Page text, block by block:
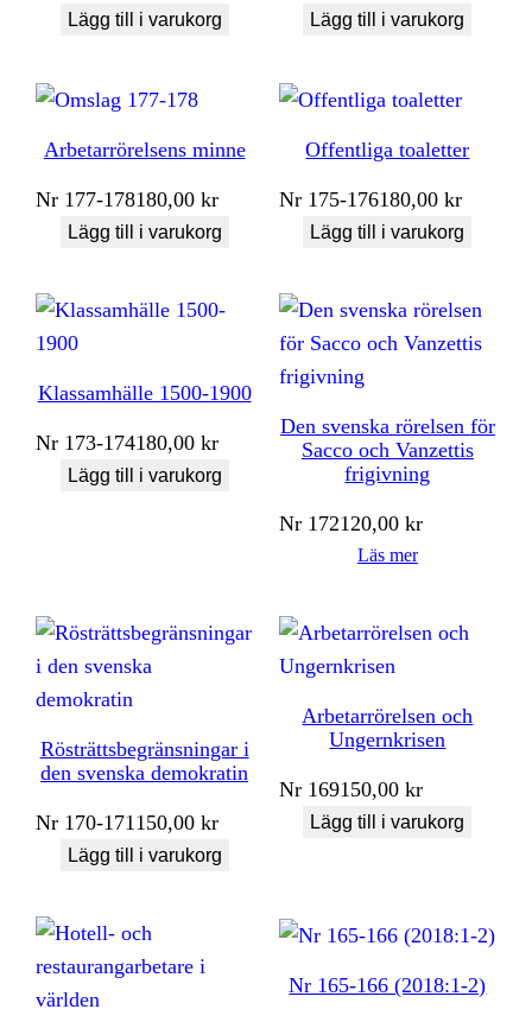
Lägg till i varukorg Lägg till i varukorg
Arbetarrörelsens minne
Nr 177-178180,00kr
Lägg till i varukorg
Offentliga toaletter
Nr 175-176180,00kr
Lägg till i varukorg
Klassamhälle 1500-1900
Nr 173-174180,00kr
Lägg till i varukorg
Den svenska rörelsen för
Sacco och Vanzettis
frigivning
Nr 172120,00kr
Läs mer
Rösträttsbegränsningar i
den svenska demokratin
Nr 170-171 150,00kr
Lägg till i varukorg
Arbetarrörelsen och
Ungernkrisen
Nr 169150,00kr
Lägg till i varukorg
Nr 165-166 (2018:1-2)